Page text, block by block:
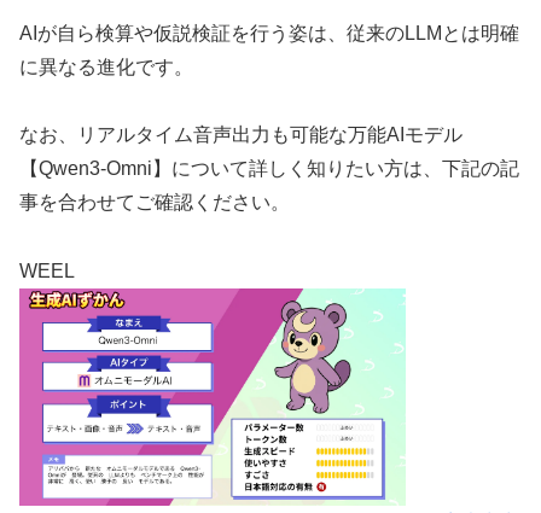
AIが自ら検算や仮説検証を行う姿は、従来のLLMとは明確
に異なる進化です。
なお、リアルタイム音声出力も可能な万能AIモデル
【Qwen3-Omni】について詳しく知りたい方は、下記の記
事を合わせてご確認ください。
WEEL